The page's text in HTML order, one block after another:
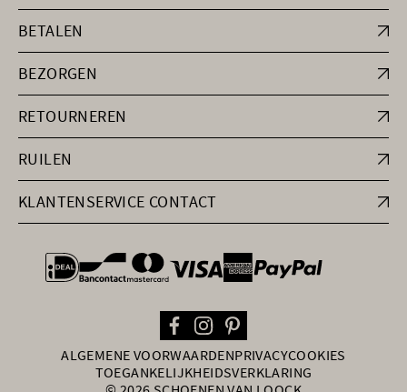
BETALEN
BEZORGEN
RETOURNEREN
RUILEN
KLANTENSERVICE CONTACT
general.paymentOptions
ALGEMENE VOORWAARDENPRIVACYCOOKIES
TOEGANKELIJKHEIDSVERKLARING